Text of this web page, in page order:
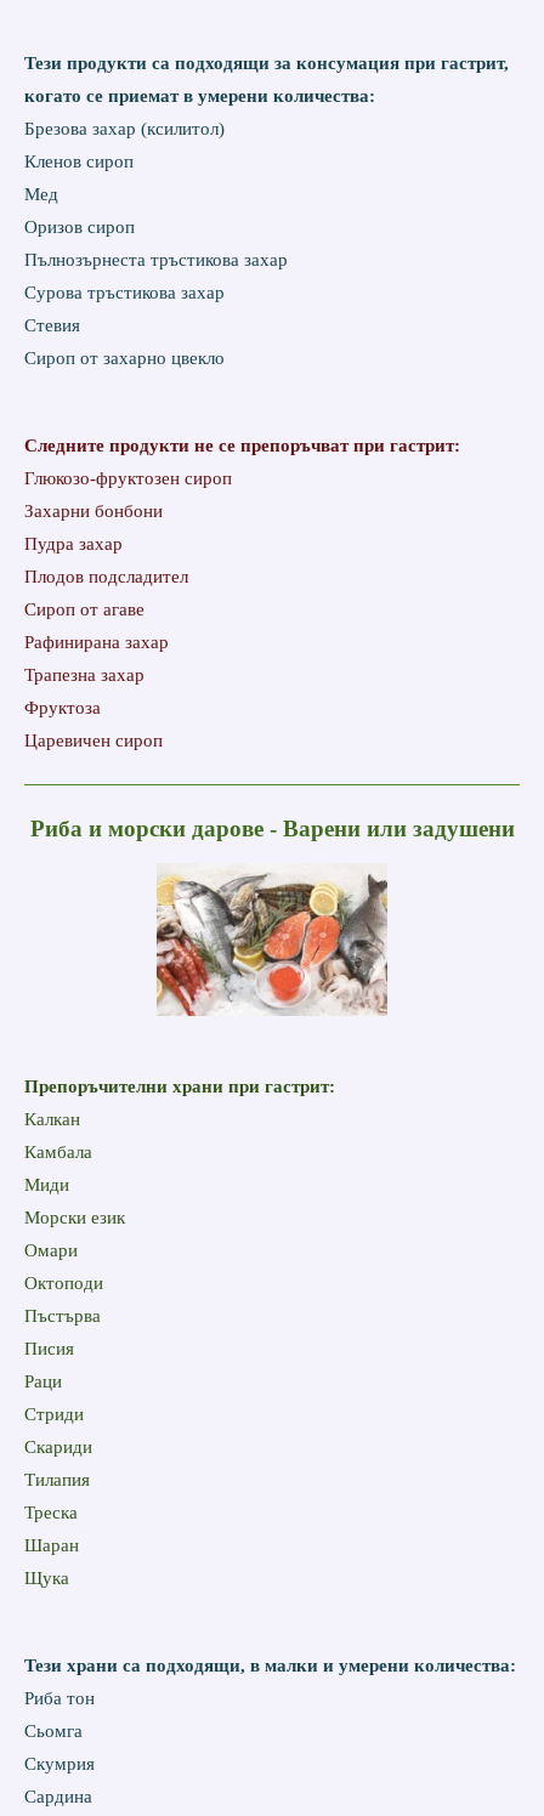
Тези продукти са подходящи за консумация при гастрит,
когато се приемат в умерени количества:
Брезова захар (ксилитол)
Кленов сироп
Мед
Оризов сироп
Пълнозърнеста тръстикова захар
Сурова тръстикова захар
Стевия
Сироп от захарно цвекло
Следните продукти не се препоръчват при гастрит:
Глюкозо-фруктозен сироп
Захарни бонбони
Пудра захар
Плодов подсладител
Сироп от агаве
Рафинирана захар
Трапезна захар
Фруктоза
Царевичен сироп
Риба и морски дарове - Варени или задушени
Препоръчителни храни при гастрит:
Калкан
Камбала
Миди
Морски език
Омари
Октоподи
Пъстърва
Писия
Раци
Стриди
Скариди
Тилапия
Треска
Шаран
Щука
Тези храни са подходящи, в малки и умерени количества:
Риба тон
Сьомга
Скумрия
Сардина